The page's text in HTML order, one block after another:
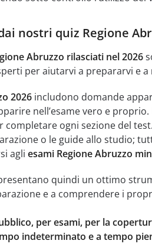
nostri quiz Regione
Abruzzo rilasciati nel 2026
per aiutarvi a prepararvi e
2026includono domande
nell’esame vero e
completare ogni sezione del
o le guide allo studio;
agli esami Regione Abruzzo
quindi un ottimo
e a comprendere i
per esami, per la
indeterminato e a tempo